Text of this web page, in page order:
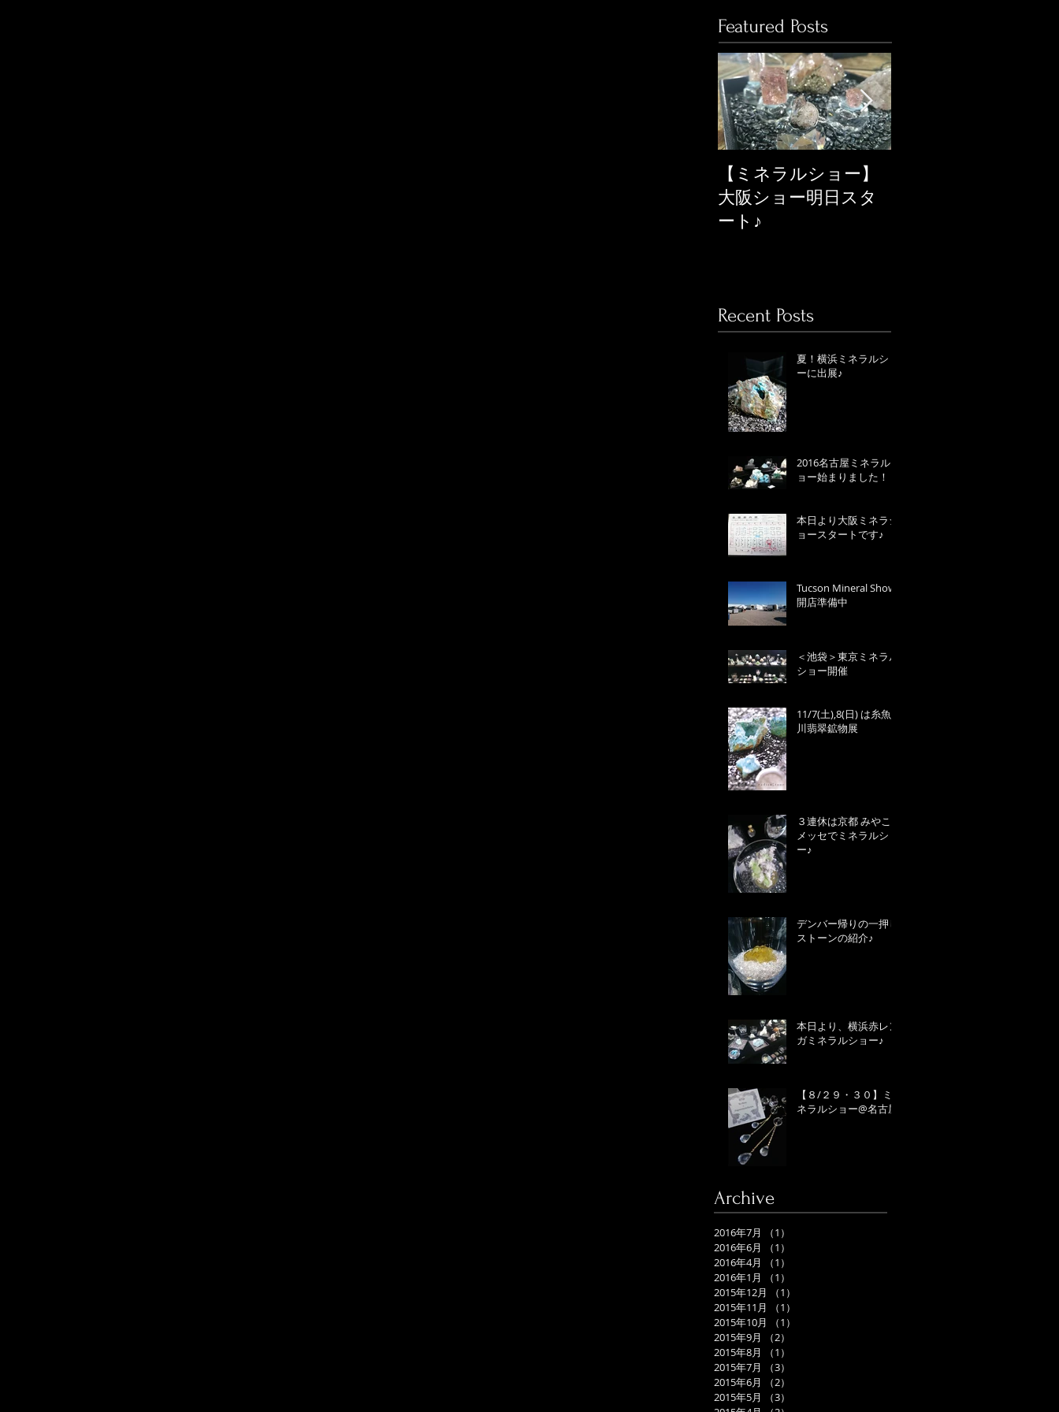
Featured Posts
【ミネラルショー】
大阪ショー明日スタ
ート♪
Recent Posts
夏！横浜ミネラルショ
ーに出展♪
2016名古屋ミネラルシ
ョー始まりました！
本日より大阪ミネラシ
ョースタートです♪
Tucson Mineral Show
開店準備中
＜池袋＞東京ミネラル
ショー開催
11/7(土),8(日) は糸魚
川翡翠鉱物展
３連休は京都 みやこ
メッセでミネラルショ
ー♪
デンバー帰りの一押し
ストーンの紹介♪
本日より、横浜赤レン
ガミネラルショー♪
【８/２９・３０】ミ
ネラルショー@名古屋
Archive
2016年7月 （1）
2016年6月
（1）
2016年4月
（1）
2016年1月
（1）
2015年12月
（1）
2015年11月
（1）
2015年10月
（1）
2015年9月
（2）
2015年8月
（1）
2015年7月
（3）
2015年6月
（2）
2015年5月
（3）